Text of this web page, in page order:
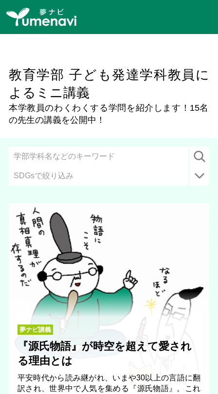
教育学部 子ども発達学科教員に
よるミニ講義
本学教員のわくわくする学問を紹介します！ 15名
の先生の講義を公開中！
SDGsで絞り込み
夢ナビ講義
『源氏物語』が時空を超えて愛され
る理由とは
平安時代から読み継がれ、いまや30以上の言語に翻
訳され、世界中で人気を集める『源氏物語』。これ